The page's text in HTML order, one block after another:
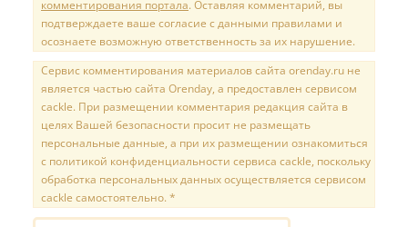
комментирования портала. Оставляя комментарий, вы
подтверждаете ваше согласие с данными правилами и
осознаете возможную ответственность за их нарушение.
Сервис комментирования материалов сайта orenday.ru не
является частью сайта Orenday, а предоставлен сервисом
cackle. При размещении комментария редакция сайта в
целях Вашей безопасности просит не размещать
персональные данные, а при их размещении ознакомиться
с политикой конфиденциальности сервиса cackle, поскольку
обработка персональных данных осуществляется сервисом
cackle самостоятельно. *